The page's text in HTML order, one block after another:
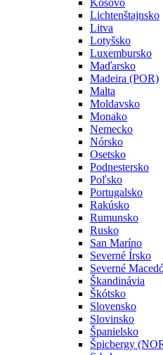
Kosovo
Lichtenštajnsko
Litva
Lotyšsko
Luxembursko
Maďarsko
Madeira (POR)
Malta
Moldavsko
Monako
Nemecko
Nórsko
Osetsko
Podnestersko
Poľsko
Portugalsko
Rakúsko
Rumunsko
Rusko
San Maríno
Severné Írsko
Severné
Škandinávia
Škótsko
Slovensko
Slovinsko
Španielsko
Špicbergy